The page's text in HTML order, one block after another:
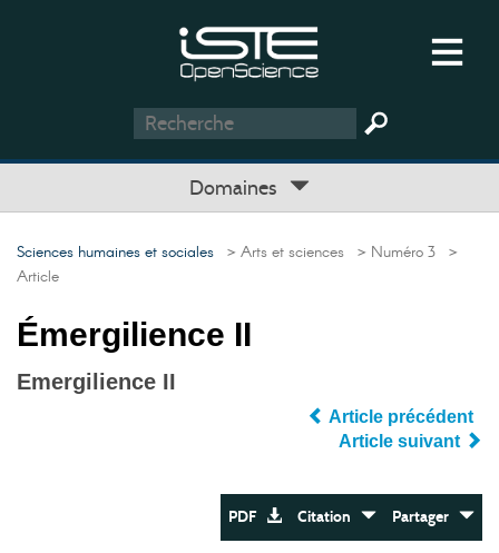
Domaines
Sciences humaines et sociales > Arts et sciences > Numéro 3 >
Article
Émergilience II
Emergilience II
Article précédent
Article suivant
PDF Citation Partager